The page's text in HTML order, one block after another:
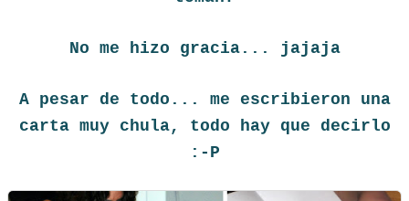
No me hizo gracia... jajaja
A pesar de todo... me escribieron una
carta muy chula, todo hay que decirlo
:-P